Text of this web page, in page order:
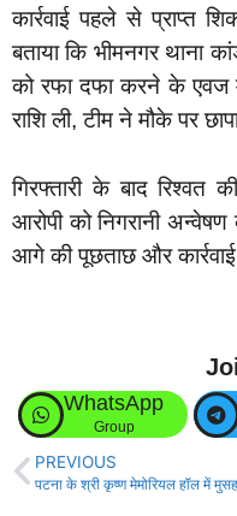
कार्रवाई पहले से प्राप्त
बताया कि भीमनगर थाना
को रफा दफा करने के एवज
राशि ली, टीम ने मौके पर
गिरफ्तारी के बाद रिश्वत
आरोपी को निगरानी
आगे की पूछताछ और कार्रवाई
WhatsApp
Group
PREVIOUS